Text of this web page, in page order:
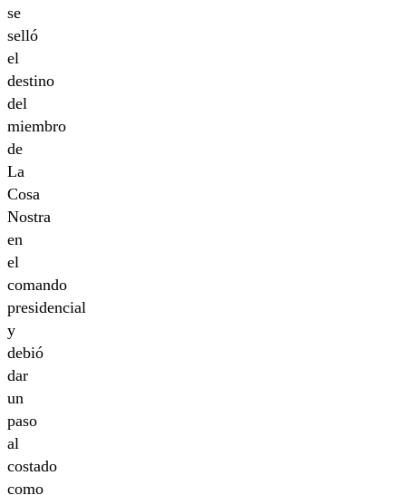
se
selló
el
destino
del
miembro
de
La
Cosa
Nostra
en
el
comando
presidencial
y
debió
dar
un
paso
al
costado
como